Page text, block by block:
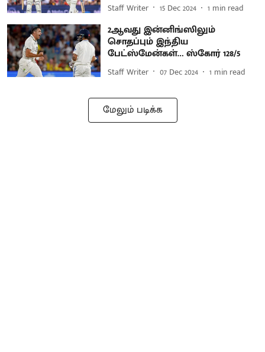
Staff Writer 15 Dec 2024 1 min read
2ஆவது இன்னிங்ஸிலும்
சொதப்பும் இந்திய
பேட்ஸ்மேன்கள்… ஸ்கோர் 128/5
Staff Writer 07 Dec 2024 1 min read
மேலும் படிக்க